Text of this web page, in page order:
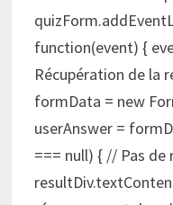
function(event) {
Récupération de la
formData = new
userAnswer =
=== null) { // Pas de